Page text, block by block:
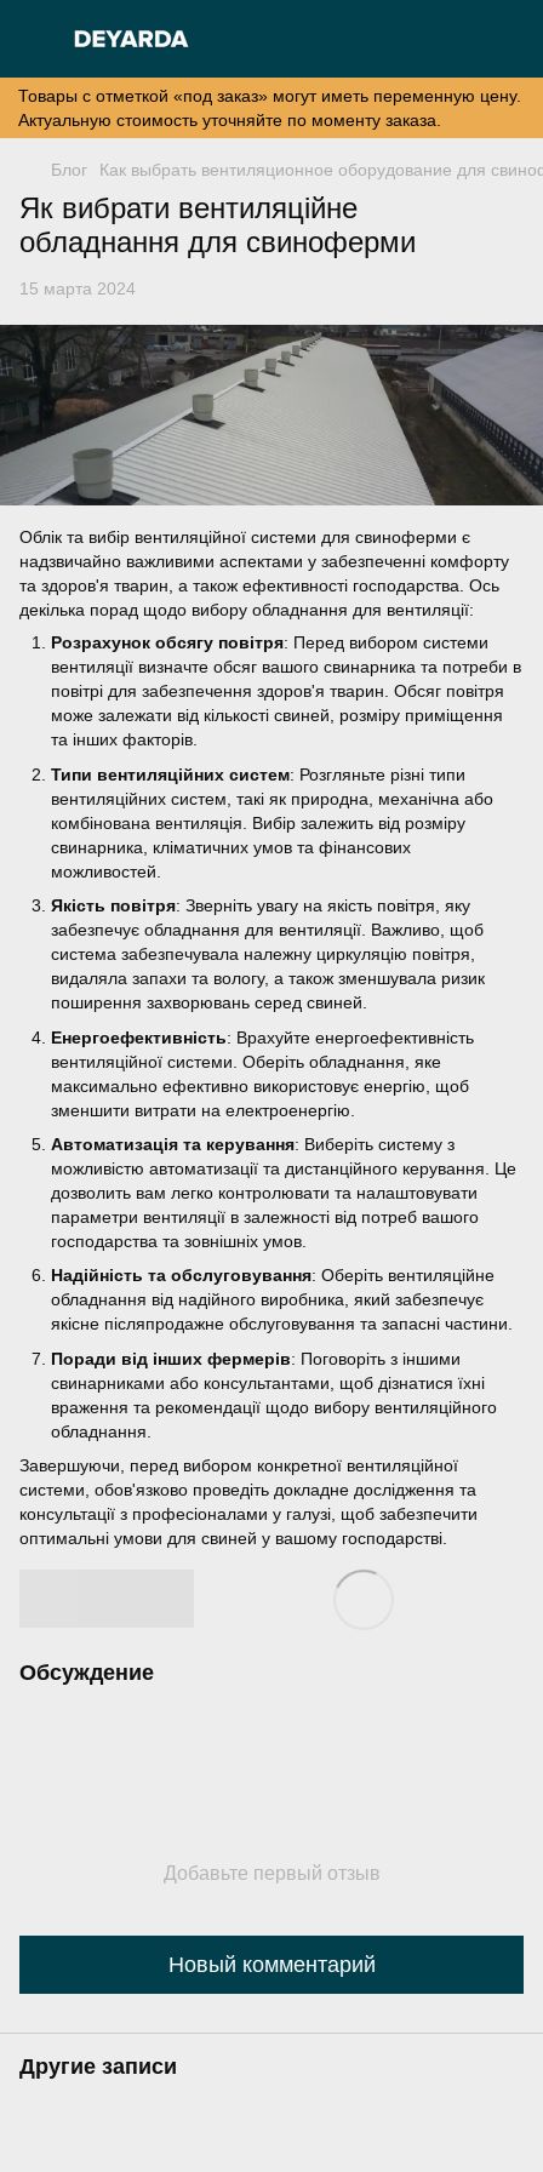
Товары с отметкой «под заказ» могут иметь переменную цену.
Актуальную стоимость уточняйте по моменту заказа.
Блог Как выбрать вентиляционное оборудование для
Як вибрати вентиляційне
обладнання для свиноферми
15 марта 2024
Облік та вибір вентиляційної системи для свиноферми є
надзвичайно важливими аспектами у забезпеченні комфорту
та здоров'я тварин, а також ефективності господарства. Ось
декілька порад щодо вибору обладнання для вентиляції:
Розрахунок обсягу повітря: Перед вибором системи
вентиляції визначте обсяг вашого свинарника та потреби в
повітрі для забезпечення здоров'я тварин. Обсяг повітря
може залежати від кількості свиней, розміру приміщення
та інших факторів.
Типи вентиляційних систем: Розгляньте різні типи
вентиляційних систем, такі як природна, механічна або
комбінована вентиляція. Вибір залежить від розміру
свинарника, кліматичних умов та фінансових
можливостей.
Якість повітря: Зверніть увагу на якість повітря, яку
забезпечує обладнання для вентиляції. Важливо, щоб
система забезпечувала належну циркуляцію повітря,
видаляла запахи та вологу, а також зменшувала ризик
поширення захворювань серед свиней.
Енергоефективність: Врахуйте енергоефективність
вентиляційної системи. Оберіть обладнання, яке
максимально ефективно використовує енергію, щоб
зменшити витрати на електроенергію.
Автоматизація та керування: Виберіть систему з
можливістю автоматизації та дистанційного керування. Це
дозволить вам легко контролювати та налаштовувати
параметри вентиляції в залежності від потреб вашого
господарства та зовнішніх умов.
Надійність та обслуговування: Оберіть вентиляційне
обладнання від надійного виробника, який забезпечує
якісне післяпродажне обслуговування та запасні частини.
Поради від інших фермерів: Поговоріть з іншими
свинарниками або консультантами, щоб дізнатися їхні
враження та рекомендації щодо вибору вентиляційного
обладнання.
Завершуючи, перед вибором конкретної вентиляційної
системи, обов'язково проведіть докладне дослідження та
консультації з професіоналами у галузі, щоб забезпечити
оптимальні умови для свиней у вашому господарстві.
Обсуждение
Добавьте первый отзыв
Новый комментарий
Другие записи